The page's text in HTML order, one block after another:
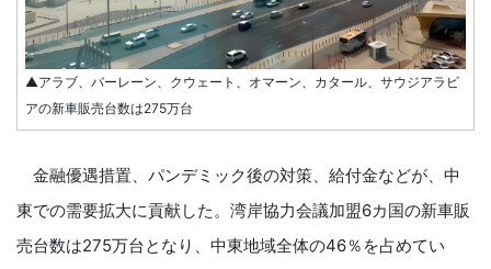
▲アラブ、バーレーン、クウェート、オマーン、カタール、サウジアラビ
アの新車販売台数は275万台
金融優遇措置、パンデミック後の対策、給付金などが、中
東での需要拡大に貢献した。湾岸協力会議加盟6カ国の新車販
売台数は275万台となり、中東地域全体の46％を占めてい